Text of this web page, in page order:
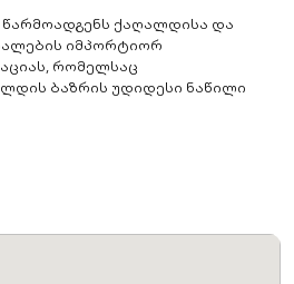
წარმოადგენს ქაღალდისა და
იმპორტიორ
რომელსაც
ბაზრის უდიდესი ნაწილი